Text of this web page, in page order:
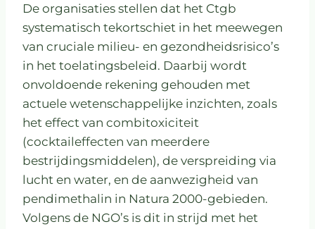
De organisaties stellen dat het Ctgb
systematisch tekortschiet in het meewegen
van cruciale milieu- en gezondheidsrisico’s
in het toelatingsbeleid. Daarbij wordt
onvoldoende rekening gehouden met
actuele wetenschappelijke inzichten, zoals
het effect van combitoxiciteit
(cocktaileffecten van meerdere
bestrijdingsmiddelen), de verspreiding via
lucht en water, en de aanwezigheid van
pendimethalin in Natura 2000-gebieden.
Volgens de NGO’s is dit in strijd met het